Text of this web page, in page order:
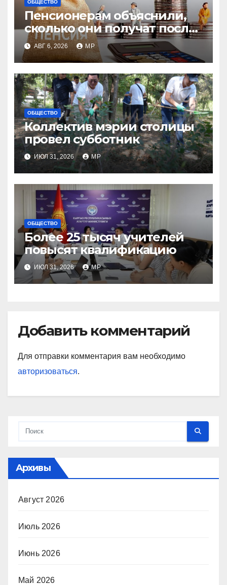
ОБЩЕСТВО
Пенсионерам объяснили,
сколько они получат после
индексации
АВГ 6, 2026 MP
ОБЩЕСТВО
Коллектив мэрии столицы
провел субботник
ИЮЛ 31, 2026 MP
ОБЩЕСТВО
Более 25 тысяч учителей
повысят квалификацию
ИЮЛ 31, 2026 MP
Добавить комментарий
Для отправки комментария вам необходимо
авторизоваться.
Архивы
Август 2026
Июль 2026
Июнь 2026
Май 2026